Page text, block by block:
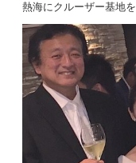
熱海にクルーザー基地を